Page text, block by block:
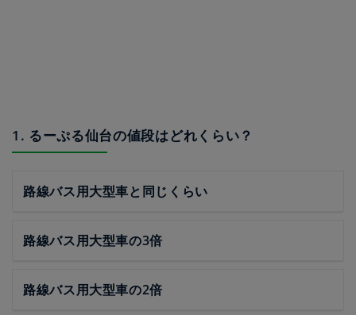
1. るーぷる仙台の値段はどれくらい？
路線バス用大型車と同じくらい
路線バス用大型車の3倍
路線バス用大型車の2倍